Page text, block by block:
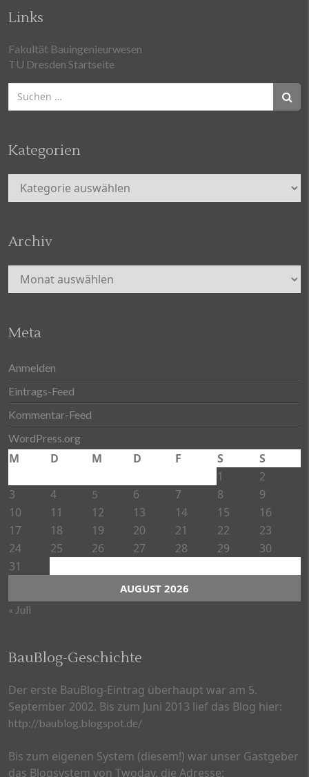
Links
Fakultät Bauingenieurwesen
TU Dresden Startseite
Suchen
nach:
Kategorien
Kategorien
Archiv
Archiv
Meta
Anmelden
Eintrags-Feed
Kommentar-Feed
WordPress.org
AUGUST 2026
M D M D F S
S
1
2
3
4 5 6 7 8
9
10
11 12 13 14 15
16
17
18 19 20 21 22
23
24
25 26 27 28 29
30
31
« Juli
BauBlog-Geschichte
Der erste BauBlog-Eintrag überhaupt war am 5.
September 2002. Bis zum Juni 2013 lief das Blog hier:
http://baublog.blogspot.de/
Bis zum eigenen System (diesem!) war unser Gastgeber
das Blogsystem von Twoday, die Adresse: